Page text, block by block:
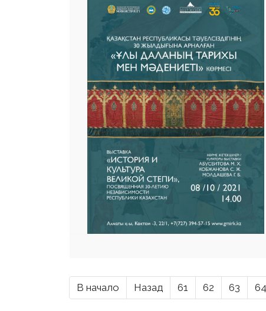
В начало Назад 61 62 63 64